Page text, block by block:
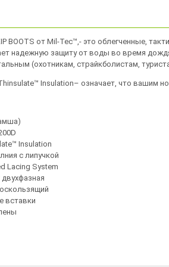
BOOTS от Mil-Tec™,- это облегченные,
надежную защиту от воды во время
(охотникам, страйкболистам,
Insulation– означает, что вашим
Insulation
с липучкой
Lacing System
двухфазная
вставки